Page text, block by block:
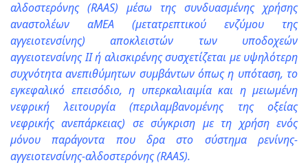
αλδοστερόνης (RAAS) μέσω της συνδυασμένης χρήσης
αναστολέων αΜΕΑ (μετατρεπτικού ενζύμου της
αγγειοτενσίνης) αποκλειστών των υποδοχεών
αγγειοτενσίνης ΙΙ ή αλισκιρένης συσχετίζεται με υψηλότερη
συχνότητα ανεπιθύμητων συμβάντων όπως η υπόταση, το
εγκεφαλικό επεισόδιο, η υπερκαλιαιμία και η μειωμένη
νεφρική λειτουργία (περιλαμβανομένης της οξείας
νεφρικής ανεπάρκειας) σε σύγκριση με τη χρήση ενός
μόνου παράγοντα που δρα στο σύστημα ρενίνης-
αγγειοτενσίνης-αλδοστερόνης (RAAS).